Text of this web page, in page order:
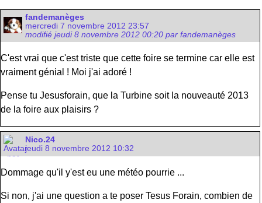
fandemanèges
mercredi 7 novembre 2012 23:57
modifié jeudi 8 novembre 2012 00:20 par fandemanèges
C'est vrai que c'est triste que cette foire se termine car elle est
vraiment génial ! Moi j'ai adoré !
Pense tu Jesusforain, que la Turbine soit la nouveauté 2013
de la foire aux plaisirs ?
Nico.24
jeudi 8 novembre 2012 10:32
Dommage qu'il y'est eu une météo pourrie ...
Si non, j'ai une question a te poser Tesus Forain, combien de